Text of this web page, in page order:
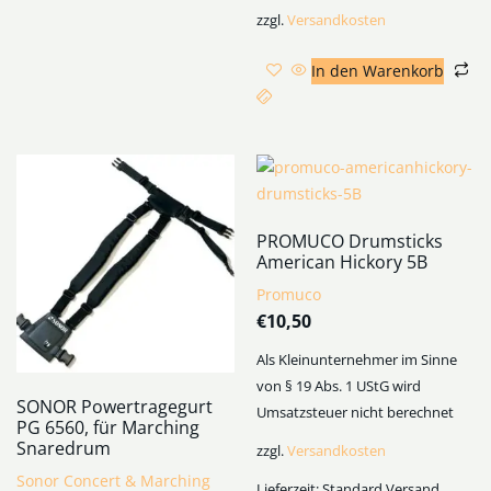
zzgl.Versandkosten
In den Warenkorb
SONOR Powertragegurt
PG 6560, für Marching
Snaredrum
Sonor Concert & Marching
PROMUCO Drumsticks
American Hickory 5B
Promuco
€10,50
Als Kleinunternehmer im Sinne
von § 19 Abs. 1 UStG wird
Umsatzsteuer nicht berechnet
zzgl.Versandkosten